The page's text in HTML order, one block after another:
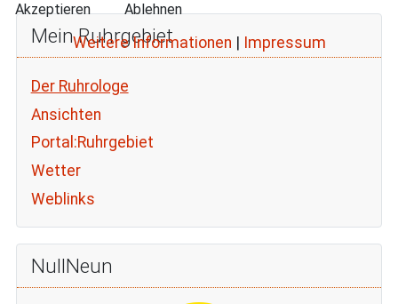
Mein Ruhrgebiet
Der Ruhrologe
Ansichten
Portal:Ruhrgebiet
Wetter
Weblinks
NullNeun
Akzeptieren Ablehnen
Weitere Informationen | Impressum